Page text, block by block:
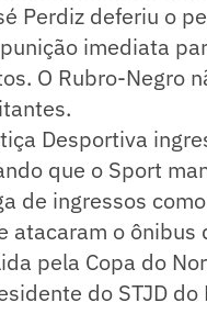
Perdiz deferiu o
imediata
O Rubro-Negro
Desportiva
que o Sport
de ingressos
atacaram o ônibus
pela Copa do
do STJD